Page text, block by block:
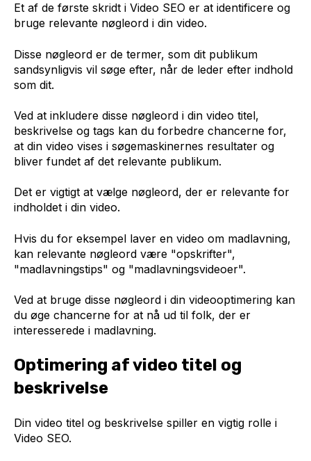
Et af de første skridt i Video SEO er at identificere og
bruge relevante nøgleord i din video.
Disse nøgleord er de termer, som dit publikum
sandsynligvis vil søge efter, når de leder efter indhold
som dit.
Ved at inkludere disse nøgleord i din video titel,
beskrivelse og tags kan du forbedre chancerne for,
at din video vises i søgemaskinernes resultater og
bliver fundet af det relevante publikum.
Det er vigtigt at vælge nøgleord, der er relevante for
indholdet i din video.
Hvis du for eksempel laver en video om madlavning,
kan relevante nøgleord være "opskrifter",
"madlavningstips" og "madlavningsvideoer".
Ved at bruge disse nøgleord i din videooptimering kan
du øge chancerne for at nå ud til folk, der er
interesserede i madlavning.
Optimering af video titel og
beskrivelse
Din video titel og beskrivelse spiller en vigtig rolle i
Video SEO.